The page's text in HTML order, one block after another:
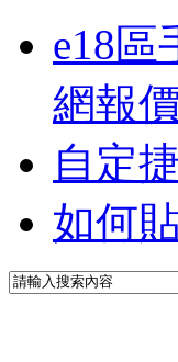
e18區
網報
自定
如何